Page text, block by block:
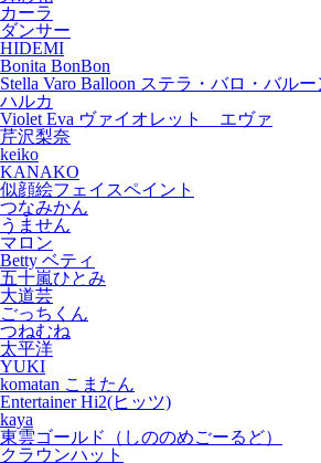
カーラ
ダンサー
HIDEMI
Bonita BonBon
Stella Varo Balloon ステラ・バロ・バルー
ハルカ
Violet Eva ヴァイオレット エヴァ
芹沢梨奈
keiko
KANAKO
似顔絵フェイスペイント
つなみかん
うません
マロン
Betty ベティ
五十嵐ひとみ
大道芸
ごっちくん
つねむね
太平洋
YUKI
komatan こまたん
Entertainer Hi2(ヒッツ)
kaya
東雲ゴールド（しののめごーるど）
クラウンハット